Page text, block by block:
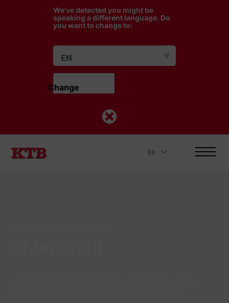
We've detected you might be
speaking a different language. Do
you want to change to:
EN
Change
ES .